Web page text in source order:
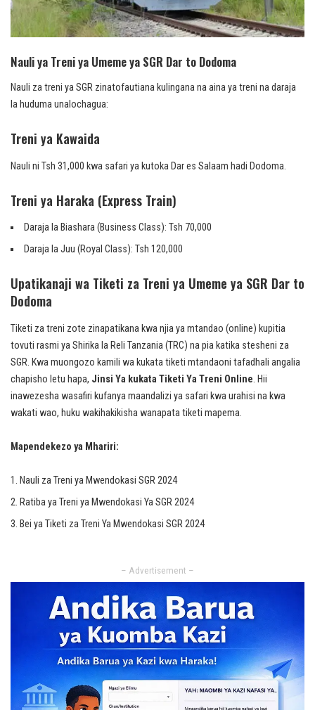
Nauli ya Treni ya Umeme ya SGR Dar to Dodoma
Nauli za treni ya SGR zinatofautiana kulingana na aina ya treni na daraja
la huduma unalochagua:
Treni ya Kawaida
Nauli ni Tsh 31,000 kwa safari ya kutoka Dar es Salaam hadi Dodoma.
Treni ya Haraka (Express Train)
Daraja la Biashara (Business Class): Tsh 70,000
Daraja la Juu (Royal Class): Tsh 120,000
Upatikanaji wa Tiketi za Treni ya Umeme ya SGR Dar to
Dodoma
Tiketi za treni zote zinapatikana kwa njia ya mtandao (online) kupitia
tovuti rasmi ya Shirika la Reli Tanzania (TRC) na pia katika stesheni za
SGR. Kwa muongozo kamili wa kukata tiketi mtandaoni tafadhali angalia
chapisho letu hapa, Jinsi Ya kukata Tiketi Ya Treni Online. Hii
inawezesha wasafiri kufanya maandalizi ya safari kwa urahisi na kwa
wakati wao, huku wakihakikisha wanapata tiketi mapema.
Mapendekezo ya Mhariri:
Nauli za Treni ya Mwendokasi SGR 2024
Ratiba ya Treni ya Mwendokasi Ya SGR 2024
Bei ya Tiketi za Treni Ya Mwendokasi SGR 2024
– Advertisement –